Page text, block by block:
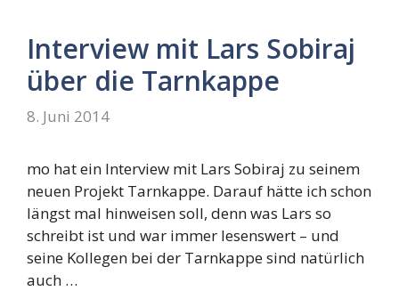
Interview mit Lars Sobiraj
über die Tarnkappe
8. Juni 2014
mo hat ein Interview mit Lars Sobiraj zu seinem
neuen Projekt Tarnkappe. Darauf hätte ich schon
längst mal hinweisen soll, denn was Lars so
schreibt ist und war immer lesenswert – und
seine Kollegen bei der Tarnkappe sind natürlich
auch …